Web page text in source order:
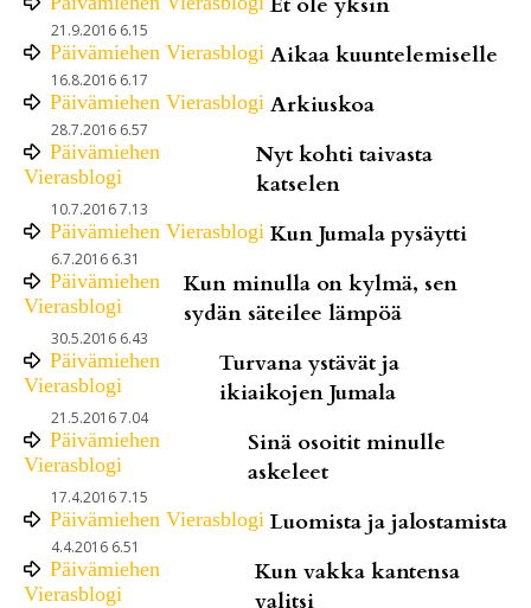
21.9.2016 6.15
Päivämiehen Vierasblogi Aikaa kuuntelemiselle
16.8.2016 6.17
Päivämiehen Vierasblogi Arkiuskoa
28.7.2016 6.57
Päivämiehen
Vierasblogi
Nyt kohti taivasta
katselen
10.7.2016 7.13
Päivämiehen Vierasblogi Kun Jumala pysäytti
6.7.2016 6.31
Päivämiehen
Vierasblogi
Kun minulla on kylmä, sen
sydän säteilee lämpöä
30.5.2016 6.43
Päivämiehen
Vierasblogi
Turvana ystävät ja
ikiaikojen Jumala
21.5.2016 7.04
Päivämiehen
Vierasblogi
Sinä osoitit minulle
askeleet
17.4.2016 7.15
Päivämiehen Vierasblogi Luomista ja jalostamista
4.4.2016 6.51
Päivämiehen
Vierasblogi
Kun vakka kantensa
valitsi